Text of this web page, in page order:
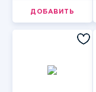
ДОБАВИТЬ